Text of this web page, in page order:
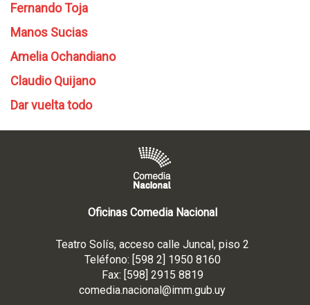
Fernando Toja
Manos Sucias
Amelia Ochandiano
Claudio Quijano
Dar vuelta todo
Oficinas Comedia Nacional
Teatro Solís, acceso calle Juncal, piso 2
Teléfono: [598 2] 1950 8160
Fax: [598] 2915 8819
comedia.nacional@imm.gub.uy